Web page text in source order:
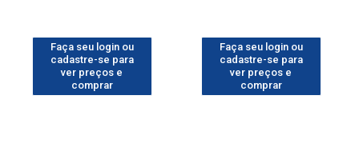
Faça seu login ou
cadastre-se para
ver preços e
comprar
Faça seu login ou
cadastre-se para
ver preços e
comprar